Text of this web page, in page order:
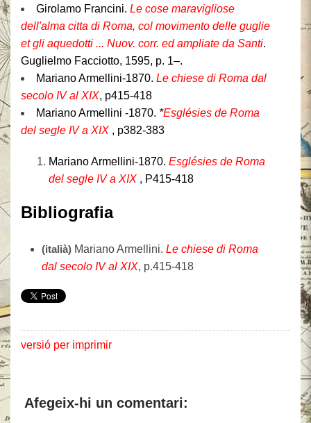
Girolamo Francini. Le cose maravigliose
dell'alma citta di Roma, col movimento delle guglie
et gli aquedotti ... Nuov. corr. ed ampliate da Santi.
Guglielmo Facciotto, 1595, p. 1–.
Mariano Armellini-1870. Le chiese di Roma dal
secolo IV al XIX, p415-418
Mariano Armellini -1870. *Esglésies de Roma
del segle IV a XIX , p382-383
Mariano Armellini-1870. Esglésies de Roma
del segle IV a XIX , P415-418
Bibliografia
(italià) Mariano Armellini. Le chiese di Roma
dal secolo IV al XIX, p.415-418
versió per imprimir
Afegeix-hi un comentari: